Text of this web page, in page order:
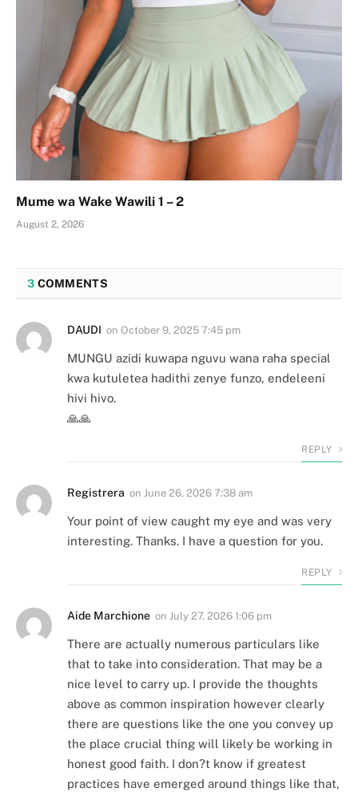
Mume wa Wake Wawili 1 – 2
August 2, 2026
3 COMMENTS
DAUDI on October 9, 2025 7:45 pm
MUNGU azidi kuwapa nguvu wana raha special
kwa kutuletea hadithi zenye funzo, endeleeni
hivi hivo.
🙏🙏
REPLY
Registrera on June 26, 2026 7:38 am
Your point of view caught my eye and was very
interesting. Thanks. I have a question for you.
REPLY
Aide Marchione on July 27, 2026 1:06 pm
There are actually numerous particulars like
that to take into consideration. That may be a
nice level to carry up. I provide the thoughts
above as common inspiration however clearly
there are questions like the one you convey up
the place crucial thing will likely be working in
honest good faith. I don?t know if greatest
practices have emerged around things like that,